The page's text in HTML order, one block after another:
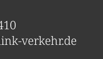
verkehr.de